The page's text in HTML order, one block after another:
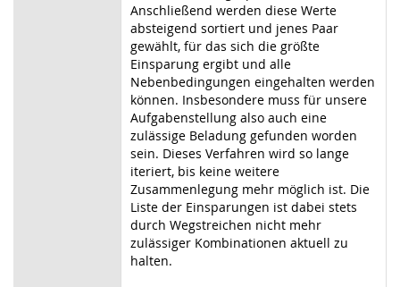
Anschließend werden diese Werte
absteigend sortiert und jenes Paar
gewählt, für das sich die größte
Einsparung ergibt und alle
Nebenbedingungen eingehalten werden
können. Insbesondere muss für unsere
Aufgabenstellung also auch eine
zulässige Beladung gefunden worden
sein. Dieses Verfahren wird so lange
iteriert, bis keine weitere
Zusammenlegung mehr möglich ist. Die
Liste der Einsparungen ist dabei stets
durch Wegstreichen nicht mehr
zulässiger Kombinationen aktuell zu
halten.